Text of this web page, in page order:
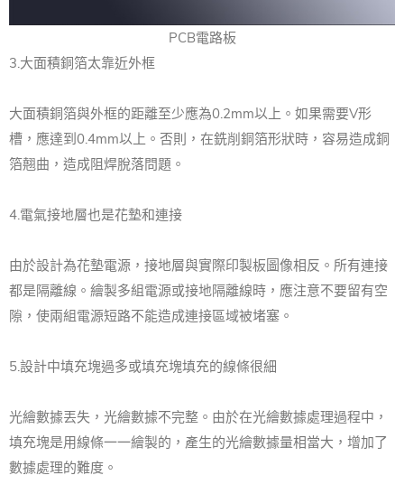
PCB電路板
3.大面積銅箔太靠近外框
大面積銅箔與外框的距離至少應為0.2mm以上。如果需要V形
槽，應達到0.4mm以上。否則，在銑削銅箔形狀時，容易造成銅
箔翹曲，造成阻焊脫落問題。
4.電氣接地層也是花墊和連接
由於設計為花墊電源，接地層與實際印製板圖像相反。所有連接
都是隔離線。繪製多組電源或接地隔離線時，應注意不要留有空
隙，使兩組電源短路不能造成連接區域被堵塞。
5.設計中填充塊過多或填充塊填充的線條很細
光繪數據丟失，光繪數據不完整。由於在光繪數據處理過程中，
填充塊是用線條一一繪製的，產生的光繪數據量相當大，增加了
數據處理的難度。